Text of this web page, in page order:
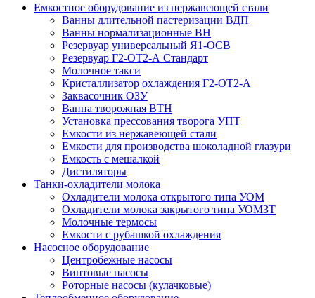
Емкостное оборудование из нержавеющей стали
Ванны длительной пастеризации ВДП
Ванны нормализационные ВН
Резервуар универсальный Я1-ОСВ
Резервуар Г2-ОТ2-А Стандарт
Молочное такси
Кристаллизатор охлаждения Г2-ОТ2-А
Заквасочник ОЗУ
Ванна творожная ВТН
Установка прессования творога УПТ
Емкости из нержавеющей стали
Емкости для производства шоколадной глазури
Емкость с мешалкой
Дистиляторы
Танки-охладители молока
Охладители молока открытого типа УОМ
Охладители молока закрытого типа УОМЗТ
Молочные термосы
Емкости с рубашкой охлаждения
Насосное оборудование
Центробежные насосы
Винтовые насосы
Роторные насосы (кулачковые)